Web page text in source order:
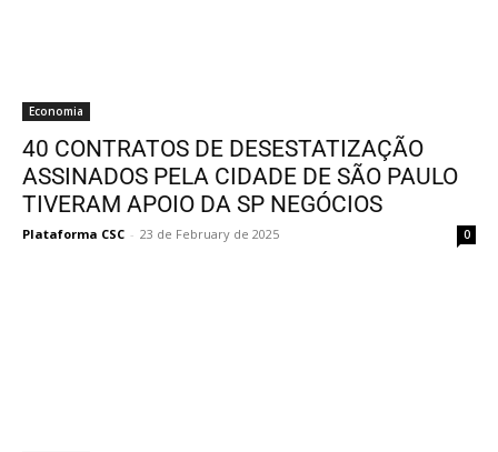
Economia
40 CONTRATOS DE DESESTATIZAÇÃO
ASSINADOS PELA CIDADE DE SÃO PAULO
TIVERAM APOIO DA SP NEGÓCIOS
Plataforma CSC - 23 de February de 2025 0